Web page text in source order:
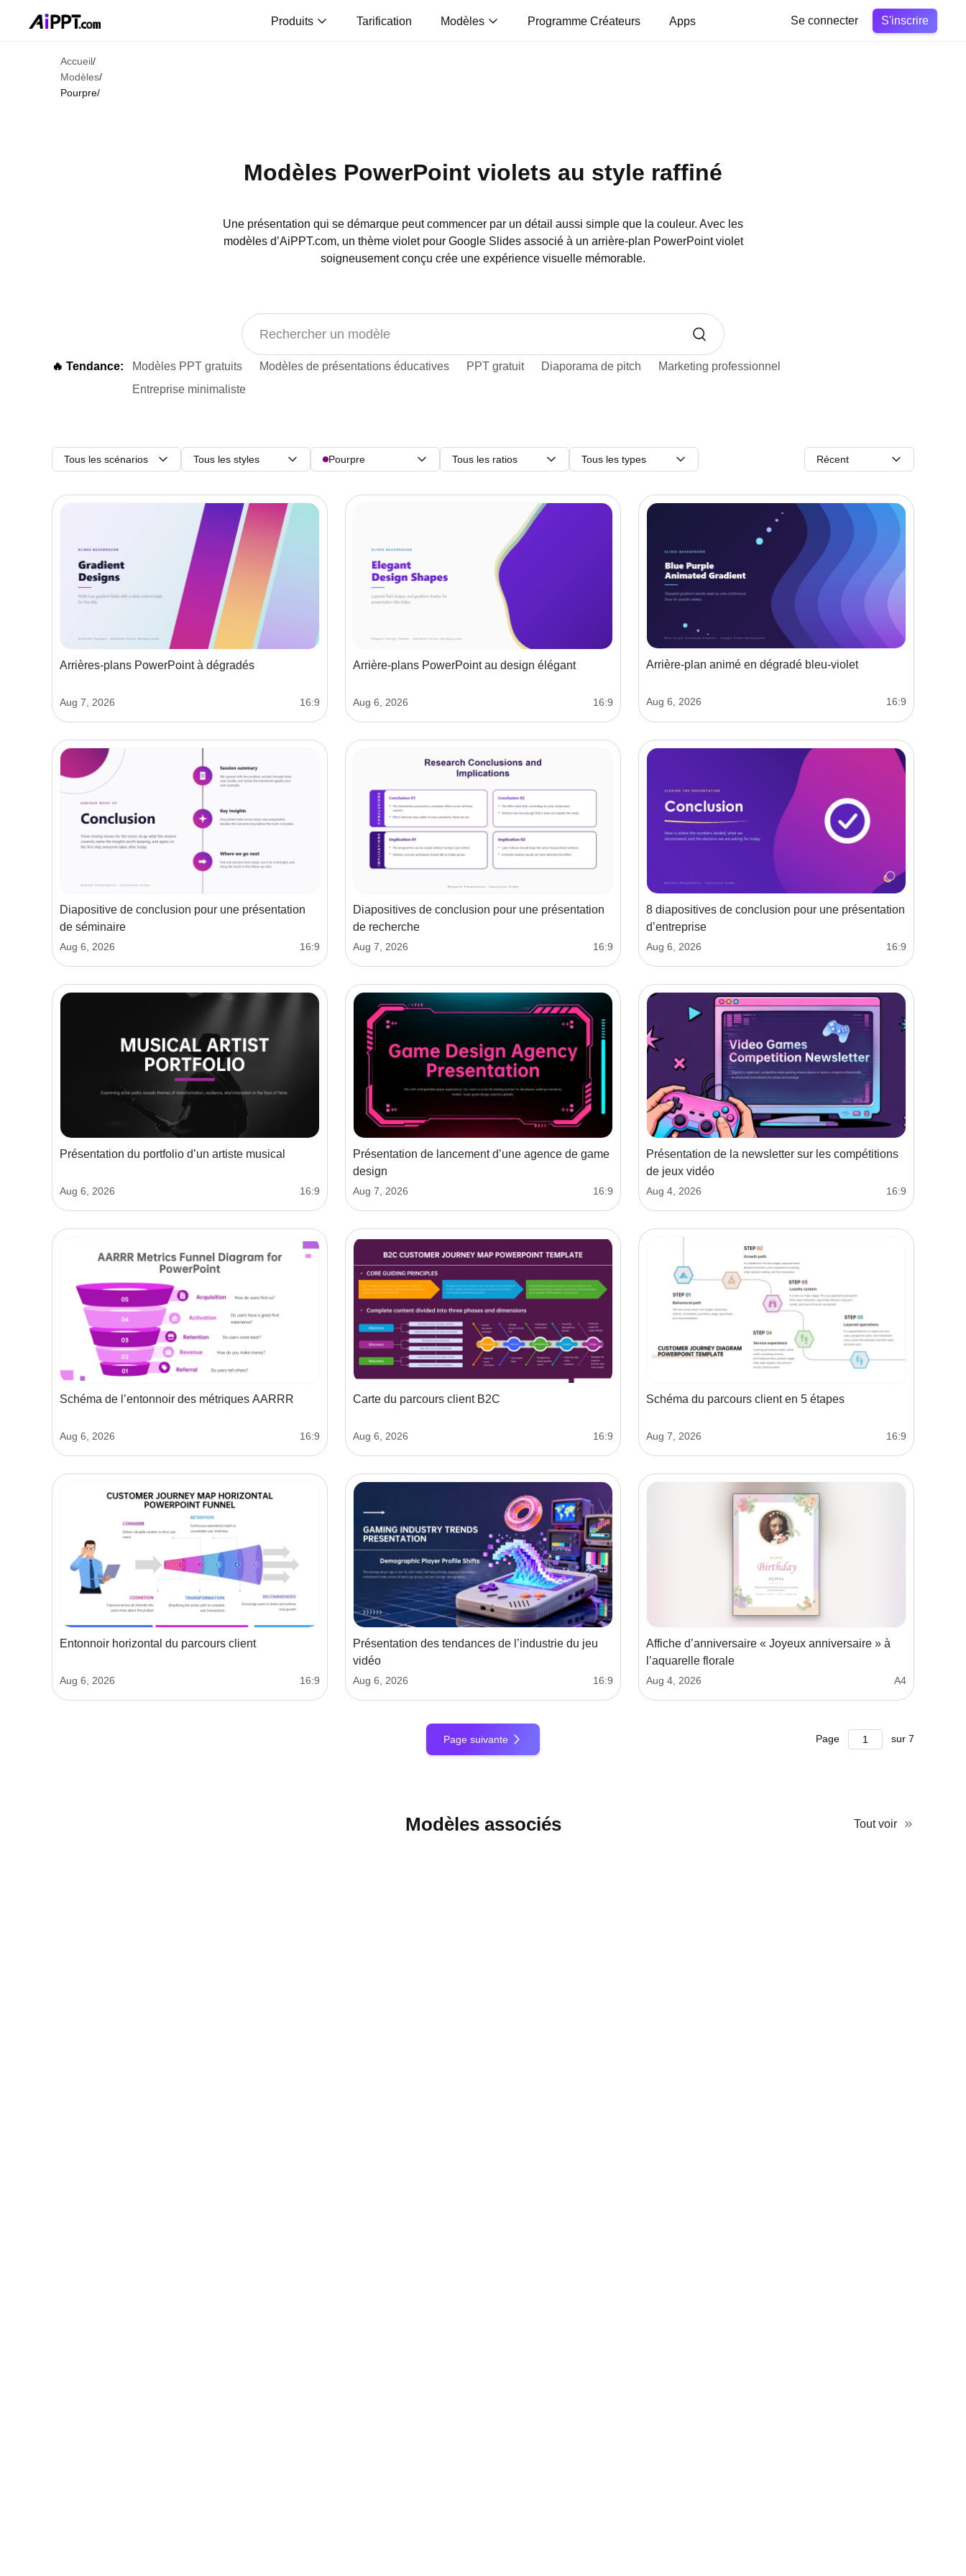
Produits Tarification Modèles Programme Créateurs Apps Se connecter S'inscrire
Accueil/
Modèles/
Pourpre/
Modèles PowerPoint violets au style raffiné
Une présentation qui se démarque peut commencer par un détail aussi simple que la couleur. Avec les
modèles d’AiPPT.com, un thème violet pour Google Slides associé à un arrière-plan PowerPoint violet
soigneusement conçu crée une expérience visuelle mémorable.
🔥 Tendance: Modèles PPT gratuits Modèles de présentations éducatives PPT gratuit Diaporama de pitch
Marketing professionnel
Entreprise minimaliste
Tous les scénarios Tous les styles Pourpre Tous les ratios Tous les types Récent
Arrières‑plans PowerPoint à dégradés
Aug 7, 2026 16:9
Arrière-plans PowerPoint au design élégant
Aug 6, 2026 16:9
Arrière-plan animé en dégradé bleu-violet
Aug 6, 2026 16:9
Diapositive de conclusion pour une présentation
de séminaire
Aug 6, 2026 16:9
Diapositives de conclusion pour une présentation
de recherche
Aug 7, 2026 16:9
8 diapositives de conclusion pour une présentation
d’entreprise
Aug 6, 2026 16:9
Présentation du portfolio d’un artiste musical
Aug 6, 2026 16:9
Présentation de lancement d’une agence de game
design
Aug 7, 2026 16:9
Présentation de la newsletter sur les compétitions
de jeux vidéo
Aug 4, 2026 16:9
Schéma de l’entonnoir des métriques AARRR
Aug 6, 2026 16:9
Carte du parcours client B2C
Aug 6, 2026 16:9
Schéma du parcours client en 5 étapes
Aug 7, 2026 16:9
Entonnoir horizontal du parcours client
Aug 6, 2026 16:9
Présentation des tendances de l’industrie du jeu
vidéo
Aug 6, 2026 16:9
Affiche d’anniversaire « Joyeux anniversaire » à
l’aquarelle florale
Aug 4, 2026 A4
Page suivante Page sur 7
Modèles associés Tout voir